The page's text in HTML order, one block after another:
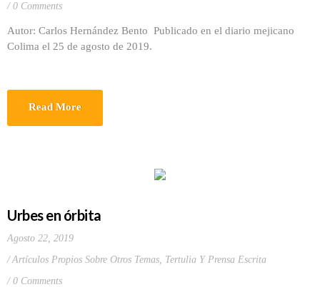
0 Comments
Autor: Carlos Hernández Bento Publicado en el diario mejicano
Colima el 25 de agosto de 2019.
Read More
Urbes en órbita
Agosto 22, 2019
Artículos Propios Sobre Otros Temas, Tertulia Y Prensa Escrita
0 Comments